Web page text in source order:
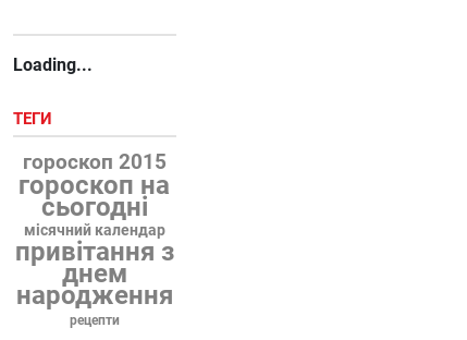
Loading...
ТЕГИ
гороскоп 2015
гороскоп на
сьогодні
місячний календар
привітання з
днем
народження
рецепти